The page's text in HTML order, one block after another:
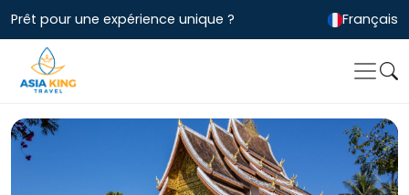
Prêt pour une expérience unique ? Français